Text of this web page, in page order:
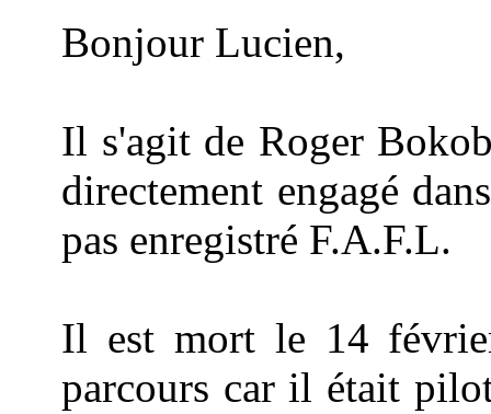
Bonjour Lucien,
Il s'agit de Roger
directement engagé
pas enregistré F.A.F.L.
Il est mort le 14
parcours car il était